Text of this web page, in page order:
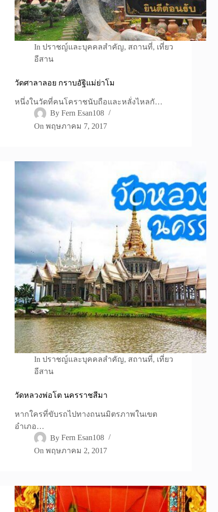
In ปราชญ์และบุคคลสำคัญ, สถานที่, เที่ยว
อีสาน
วัดศาลาลอย กราบอัฐิแม่ย่าโม
หนึ่งในวัดที่คนโคราชนับถือและหลั่งไหลกั…
By Fern Esan108
On พฤษภาคม 7, 2017
In ปราชญ์และบุคคลสำคัญ, สถานที่, เที่ยว
อีสาน
วัดหลวงพ่อโต นครราชสีมา
หากใครที่ขับรถไปทางถนนมิตรภาพในเขต
อำเภอ…
By Fern Esan108
On พฤษภาคม 2, 2017